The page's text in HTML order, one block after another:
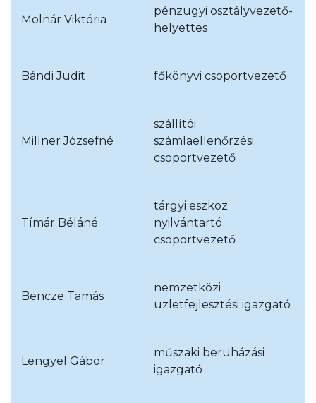
Molnár Viktória
pénzügyi osztályvezető-
helyettes
Bándi Judit főkönyvi csoportvezető
Millner Józsefné
szállítói
számlaellenőrzési
csoportvezető
Tímár Béláné
tárgyi eszköz
nyilvántartó
csoportvezető
Bencze Tamás
nemzetközi
üzletfejlesztési igazgató
Lengyel Gábor
műszaki beruházási
igazgató